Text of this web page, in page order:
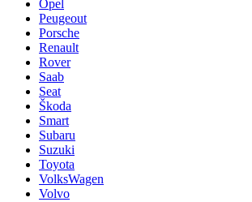
Opel
Peugeout
Porsche
Renault
Rover
Saab
Seat
Škoda
Smart
Subaru
Suzuki
Toyota
VolksWagen
Volvo